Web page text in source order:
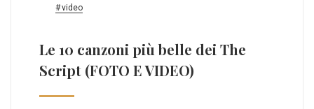
video
Le 10 canzoni più belle dei The
Script (FOTO E VIDEO)